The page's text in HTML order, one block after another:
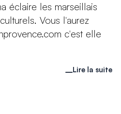
éclaire les marseillais
Vous l'aurez
c'est elle
Lire la suite